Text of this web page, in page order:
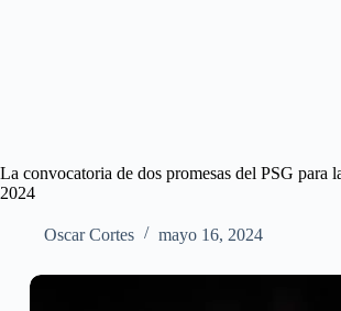
La convocatoria de dos promesas del PSG para
2024
Oscar Cortes mayo 16, 2024